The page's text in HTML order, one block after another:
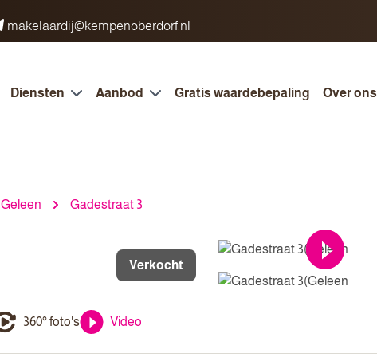
makelaardij@kempenoberdorf.nl
Diensten Aanbod Gratis waardebepaling Over ons
Geleen Gadestraat 3
Verkocht
360° foto's Video